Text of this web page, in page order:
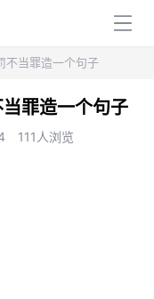
不当罪造一个句子
罪造一个句子
111人浏览